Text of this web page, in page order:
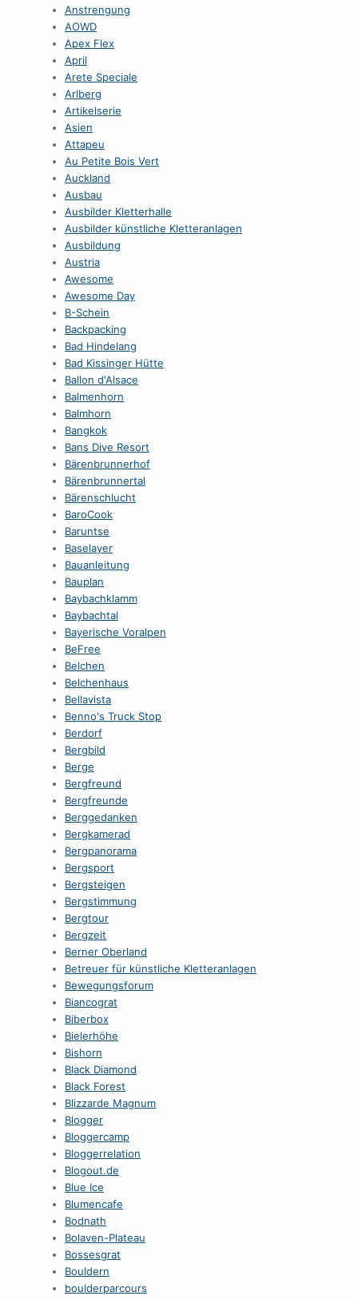
Anstrengung
AOWD
Apex Flex
April
Arete Speciale
Arlberg
Artikelserie
Asien
Attapeu
Au Petite Bois Vert
Auckland
Ausbau
Ausbilder Kletterhalle
Ausbilder künstliche Kletteranlagen
Ausbildung
Austria
Awesome
Awesome Day
B-Schein
Backpacking
Bad Hindelang
Bad Kissinger Hütte
Ballon d'Alsace
Balmenhorn
Balmhorn
Bangkok
Bans Dive Resort
Bärenbrunnerhof
Bärenbrunnertal
Bärenschlucht
BaroCook
Baruntse
Baselayer
Bauanleitung
Bauplan
Baybachklamm
Baybachtal
Bayerische Voralpen
BeFree
Belchen
Belchenhaus
Bellavista
Benno's Truck Stop
Berdorf
Bergbild
Berge
Bergfreund
Bergfreunde
Berggedanken
Bergkamerad
Bergpanorama
Bergsport
Bergsteigen
Bergstimmung
Bergtour
Bergzeit
Berner Oberland
Betreuer für künstliche Kletteranlagen
Bewegungsforum
Biancograt
Biberbox
Bielerhöhe
Bishorn
Black Diamond
Black Forest
Blizzarde Magnum
Blogger
Bloggercamp
Bloggerrelation
Blogout.de
Blue Ice
Blumencafe
Bodnath
Bolaven-Plateau
Bossesgrat
Bouldern
boulderparcours